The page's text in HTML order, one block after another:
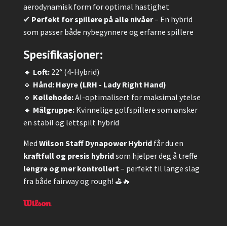
aerodynamisk form for optimal hastighet
✔ Perfekt for spillere på alle nivåer– En hybrid
som passer både nybegynnere og erfarne spillere
Spesifikasjoner:
🔹 Loft: 22° (4-Hybrid)
🔹 Hånd: Høyre (LRH - Lady Right Hand)
🔹 Køllehode:AI-optimalisert for maksimal ytelse
🔹 Målgruppe: Kvinnelige golfspillere som ønsker
en stabil og lettspilt hybrid
Med Wilson Staff Dynapower Hybrid får du en
kraftfull og presis hybridsom hjelper deg å treffe
lengre og mer kontrollert– perfekt til lange slag
fra både fairway og rough! ⛳🔥